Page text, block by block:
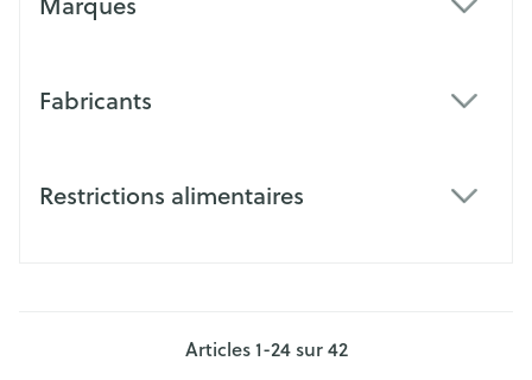
Fabricants
Restrictions alimentaires
Articles1-24sur42